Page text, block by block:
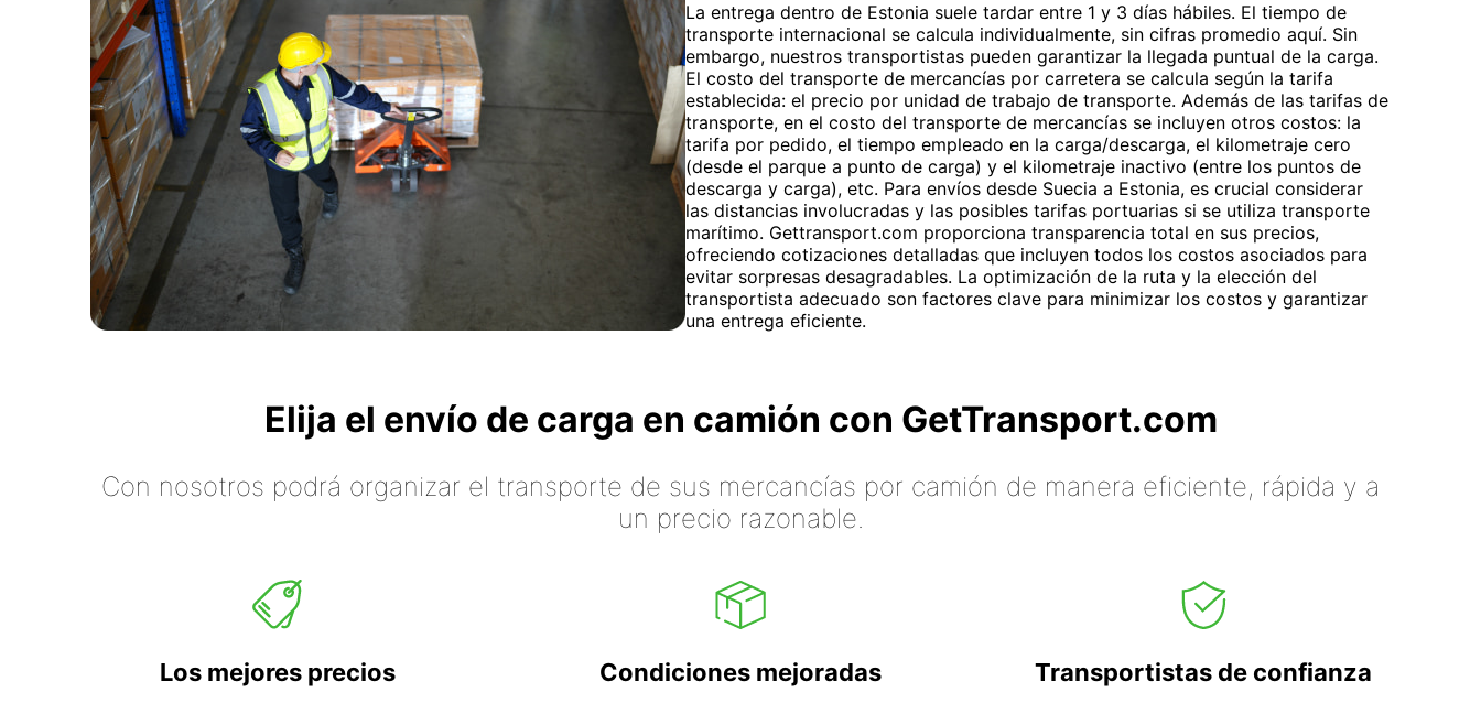
La entrega dentro de Estonia suele tardar entre 1 y 3 días hábiles. El tiempo de
transporte internacional se calcula individualmente, sin cifras promedio aquí. Sin
embargo, nuestros transportistas pueden garantizar la llegada puntual de la carga.
El costo del transporte de mercancías por carretera se calcula según la tarifa
establecida: el precio por unidad de trabajo de transporte. Además de las tarifas de
transporte, en el costo del transporte de mercancías se incluyen otros costos: la
tarifa por pedido, el tiempo empleado en la carga/descarga, el kilometraje cero
(desde el parque a punto de carga) y el kilometraje inactivo (entre los puntos de
descarga y carga), etc. Para envíos desde Suecia a Estonia, es crucial considerar
las distancias involucradas y las posibles tarifas portuarias si se utiliza transporte
marítimo. Gettransport.com proporciona transparencia total en sus precios,
ofreciendo cotizaciones detalladas que incluyen todos los costos asociados para
evitar sorpresas desagradables. La optimización de la ruta y la elección del
transportista adecuado son factores clave para minimizar los costos y garantizar
una entrega eficiente.
Elija el envío de carga en camión con GetTransport.com
Con nosotros podrá organizar el transporte de sus mercancías por camión de manera eficiente, rápida y a
un precio razonable.
Los mejores precios Condiciones mejoradas Transportistas de confianza